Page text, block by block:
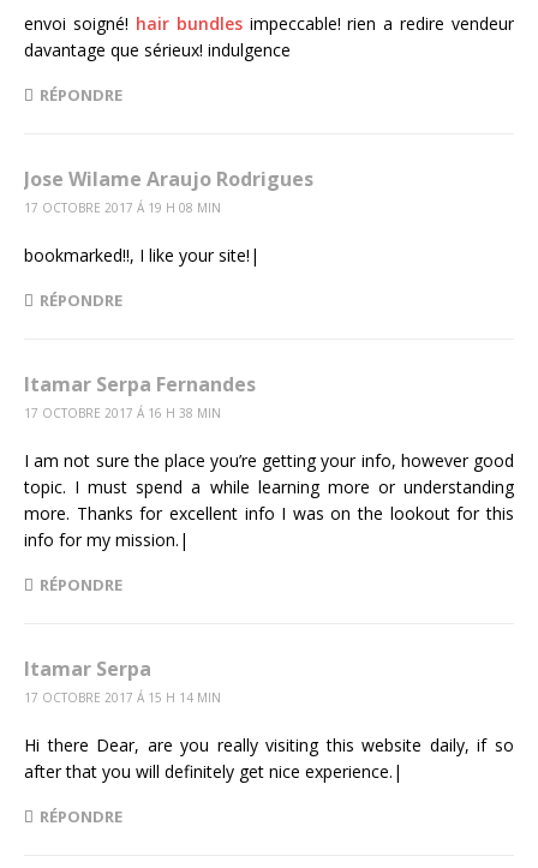
envoi soigné! hair bundlesimpeccable! rien a redire vendeur
davantage que sérieux! indulgence
RÉPONDRE
Jose Wilame Araujo Rodrigues
17 OCTOBRE 2017 Á 19 H 08 MIN
bookmarked!!, I like your site!|
RÉPONDRE
Itamar Serpa Fernandes
17 OCTOBRE 2017 Á 16 H 38 MIN
I am not sure the place you’re getting your info, however good
topic. I must spend a while learning more or understanding
more. Thanks for excellent info I was on the lookout for this
info for my mission.|
RÉPONDRE
Itamar Serpa
17 OCTOBRE 2017 Á 15 H 14 MIN
Hi there Dear, are you really visiting this website daily, if so
after that you will definitely get nice experience.|
RÉPONDRE